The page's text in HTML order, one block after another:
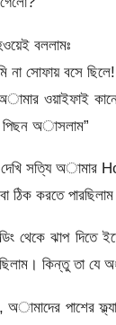
বললামঃ
না সোফায় বসে
ওয়াইফাই
অাসলাম”
দেখি সত্যি অামার
ঠিক করতে
থেকে ঝাপ
কিন্তু তা যে
পাশের